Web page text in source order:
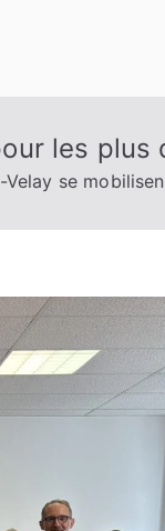
les plus
se